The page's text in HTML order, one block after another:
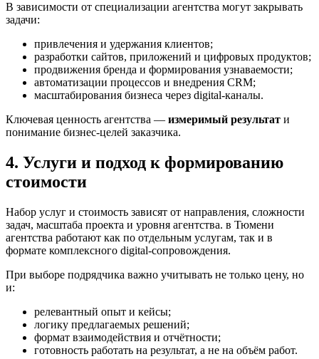
В зависимости от специализации агентства могут закрывать
задачи:
привлечения и удержания клиентов;
разработки сайтов, приложений и цифровых продуктов;
продвижения бренда и формирования узнаваемости;
автоматизации процессов и внедрения CRM;
масштабирования бизнеса через digital-каналы.
Ключевая ценность агентства — измеримый результат и
понимание бизнес-целей заказчика.
4. Услуги и подход к формированию
стоимости
Набор услуг и стоимость зависят от направления, сложности
задач, масштаба проекта и уровня агентства. в Тюмени
агентства работают как по отдельным услугам, так и в
формате комплексного digital-сопровождения.
При выборе подрядчика важно учитывать не только цену, но
и:
релевантный опыт и кейсы;
логику предлагаемых решений;
формат взаимодействия и отчётности;
готовность работать на результат, а не на объём работ.